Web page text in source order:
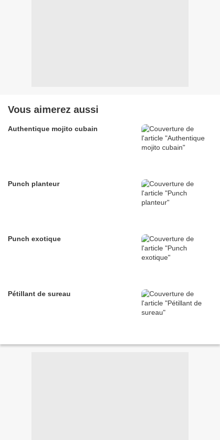
Vous aimerez aussi
Authentique mojito cubain
Punch planteur
Punch exotique
Pétillant de sureau